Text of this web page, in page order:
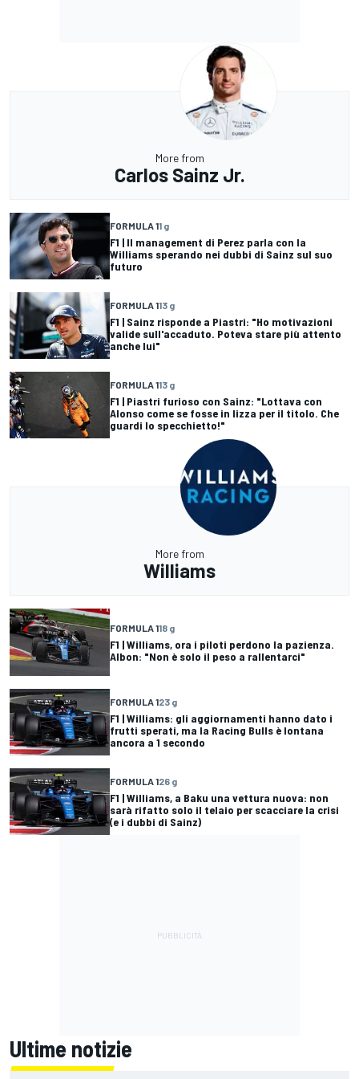
More from
Carlos Sainz Jr.
FORMULA 11 g
F1 | Il management di Perez parla con la
Williams sperando nei dubbi di Sainz sul suo
futuro
FORMULA 113 g
F1 | Sainz risponde a Piastri: "Ho motivazioni
valide sull'accaduto. Poteva stare più attento
anche lui"
FORMULA 113 g
F1 | Piastri furioso con Sainz: "Lottava con
Alonso come se fosse in lizza per il titolo. Che
guardi lo specchietto!"
More from
Williams
FORMULA 118 g
F1 | Williams, ora i piloti perdono la pazienza.
Albon: "Non è solo il peso a rallentarci"
FORMULA 123 g
F1 | Williams: gli aggiornamenti hanno dato i
frutti sperati, ma la Racing Bulls è lontana
ancora a 1 secondo
FORMULA 126 g
F1 | Williams, a Baku una vettura nuova: non
sarà rifatto solo il telaio per scacciare la crisi
(e i dubbi di Sainz)
Ultime notizie